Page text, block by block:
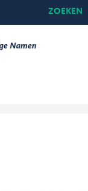
ZOEKEN